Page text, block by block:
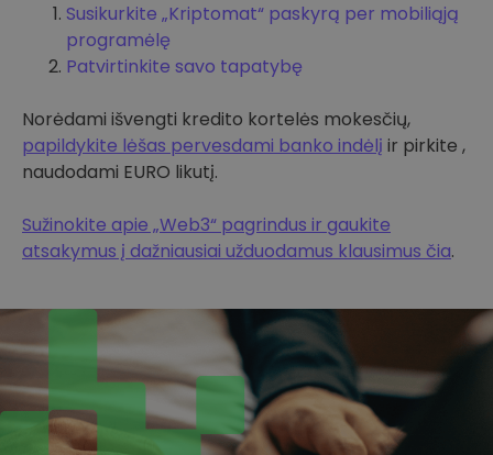
Susikurkite „Kriptomat“ paskyrą per mobiliąją
programėlę
Patvirtinkite savo tapatybę
Norėdami išvengti kredito kortelės mokesčių,
papildykite lėšas pervesdami banko indėlį ir pirkite ,
naudodami EURO likutį.
Sužinokite apie „Web3“ pagrindus ir gaukite
atsakymus į dažniausiai užduodamus klausimus čia.